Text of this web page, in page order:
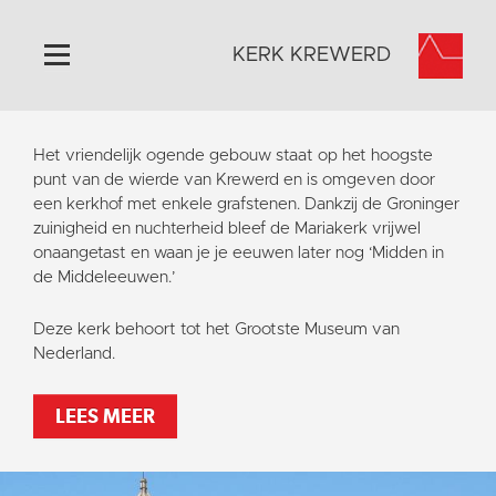
Home
Algemeen
Historie
Omgeving
Het Grootste Museum
Activiteiten
Steun ons
Contact
Vaktaal
KERK KREWERD
Het vriendelijk ogende gebouw staat op het hoogste
punt van de wierde van Krewerd en is omgeven door
een kerkhof met enkele grafstenen. Dankzij de Groninger
zuinigheid en nuchterheid bleef de Mariakerk vrijwel
onaangetast en waan je je eeuwen later nog ‘Midden in
de Middeleeuwen.’
Deze kerk behoort tot het Grootste Museum van
Nederland.
LEES MEER